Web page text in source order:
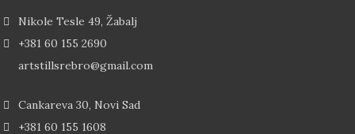
Nikole Tesle 49, Žabalj
+381 60 155 2690
artstillsrebro@gmail.com
Cankareva 30, Novi Sad
+381 60 155 1608